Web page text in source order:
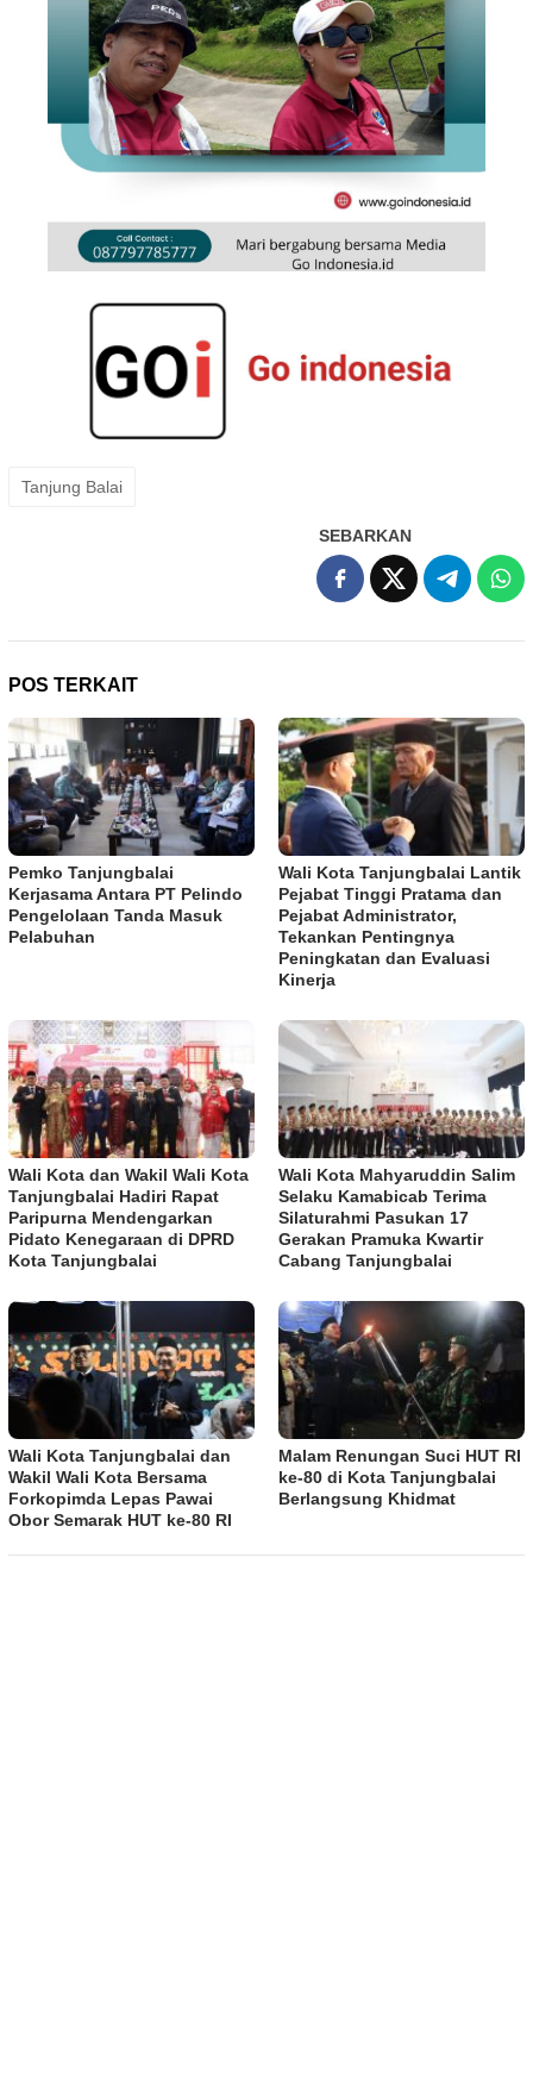
Tanjung Balai
SEBARKAN
POS TERKAIT
Pemko Tanjungbalai
Kerjasama Antara PT Pelindo
Pengelolaan Tanda Masuk
Pelabuhan
Wali Kota Tanjungbalai Lantik
Pejabat Tinggi Pratama dan
Pejabat Administrator,
Tekankan Pentingnya
Peningkatan dan Evaluasi
Kinerja
Wali Kota dan Wakil Wali Kota
Tanjungbalai Hadiri Rapat
Paripurna Mendengarkan
Pidato Kenegaraan di DPRD
Kota Tanjungbalai
Wali Kota Mahyaruddin Salim
Selaku Kamabicab Terima
Silaturahmi Pasukan 17
Gerakan Pramuka Kwartir
Cabang Tanjungbalai
Wali Kota Tanjungbalai dan
Wakil Wali Kota Bersama
Forkopimda Lepas Pawai
Obor Semarak HUT ke-80 RI
Malam Renungan Suci HUT RI
ke-80 di Kota Tanjungbalai
Berlangsung Khidmat